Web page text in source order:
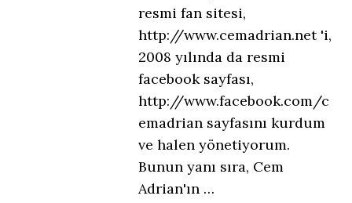
resmi fan sitesi,
http://www.cemadrian.net 'i,
2008 yılında da resmi
facebook sayfası,
http://www.facebook.com/c
emadrian sayfasını kurdum
ve halen yönetiyorum.
Bunun yanı sıra, Cem
Adrian'ın …